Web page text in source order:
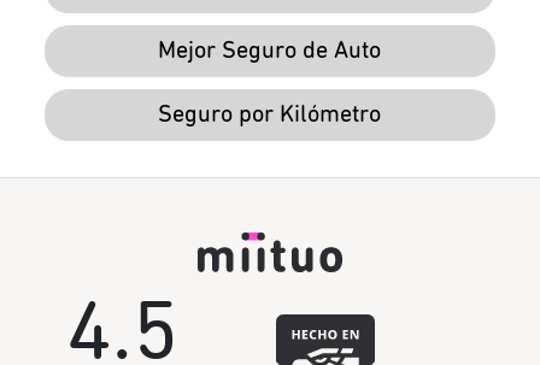
Mejor Seguro de Auto
Seguro por Kilómetro
4.5